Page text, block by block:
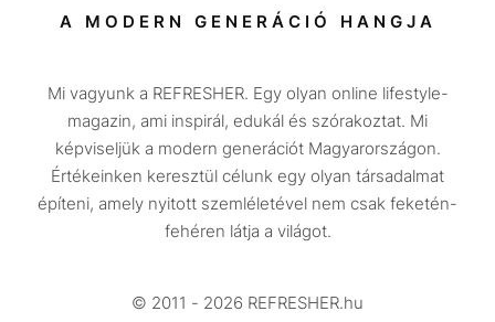
Társadalom
Utazás
Életmód
Design
Beszélgetések
Videó
A MODERN GENERÁCIÓ HANGJA
Mi vagyunk a REFRESHER. Egy olyan online lifestyle-
magazin, ami inspirál, edukál és szórakoztat. Mi
képviseljük a modern generációt Magyarországon.
Értékeinken keresztül célunk egy olyan társadalmat
építeni, amely nyitott szemléletével nem csak feketén-
fehéren látja a világot.
© 2011 - 2026 REFRESHER.hu